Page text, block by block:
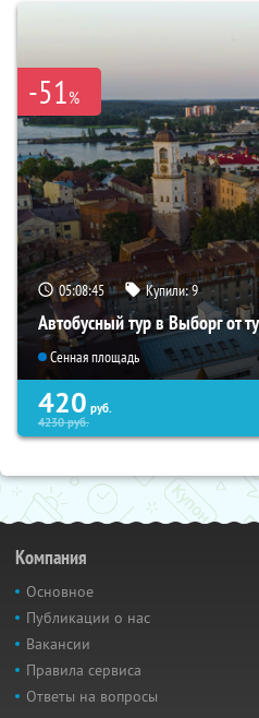
-51%
05:08:44 Купили:9
Автобусный тур в Выборг от
Сенная площадь
420 руб.
4230руб.
Компания
Основное
Публикации о нас
Вакансии
Правила сервиса
Ответы на вопросы